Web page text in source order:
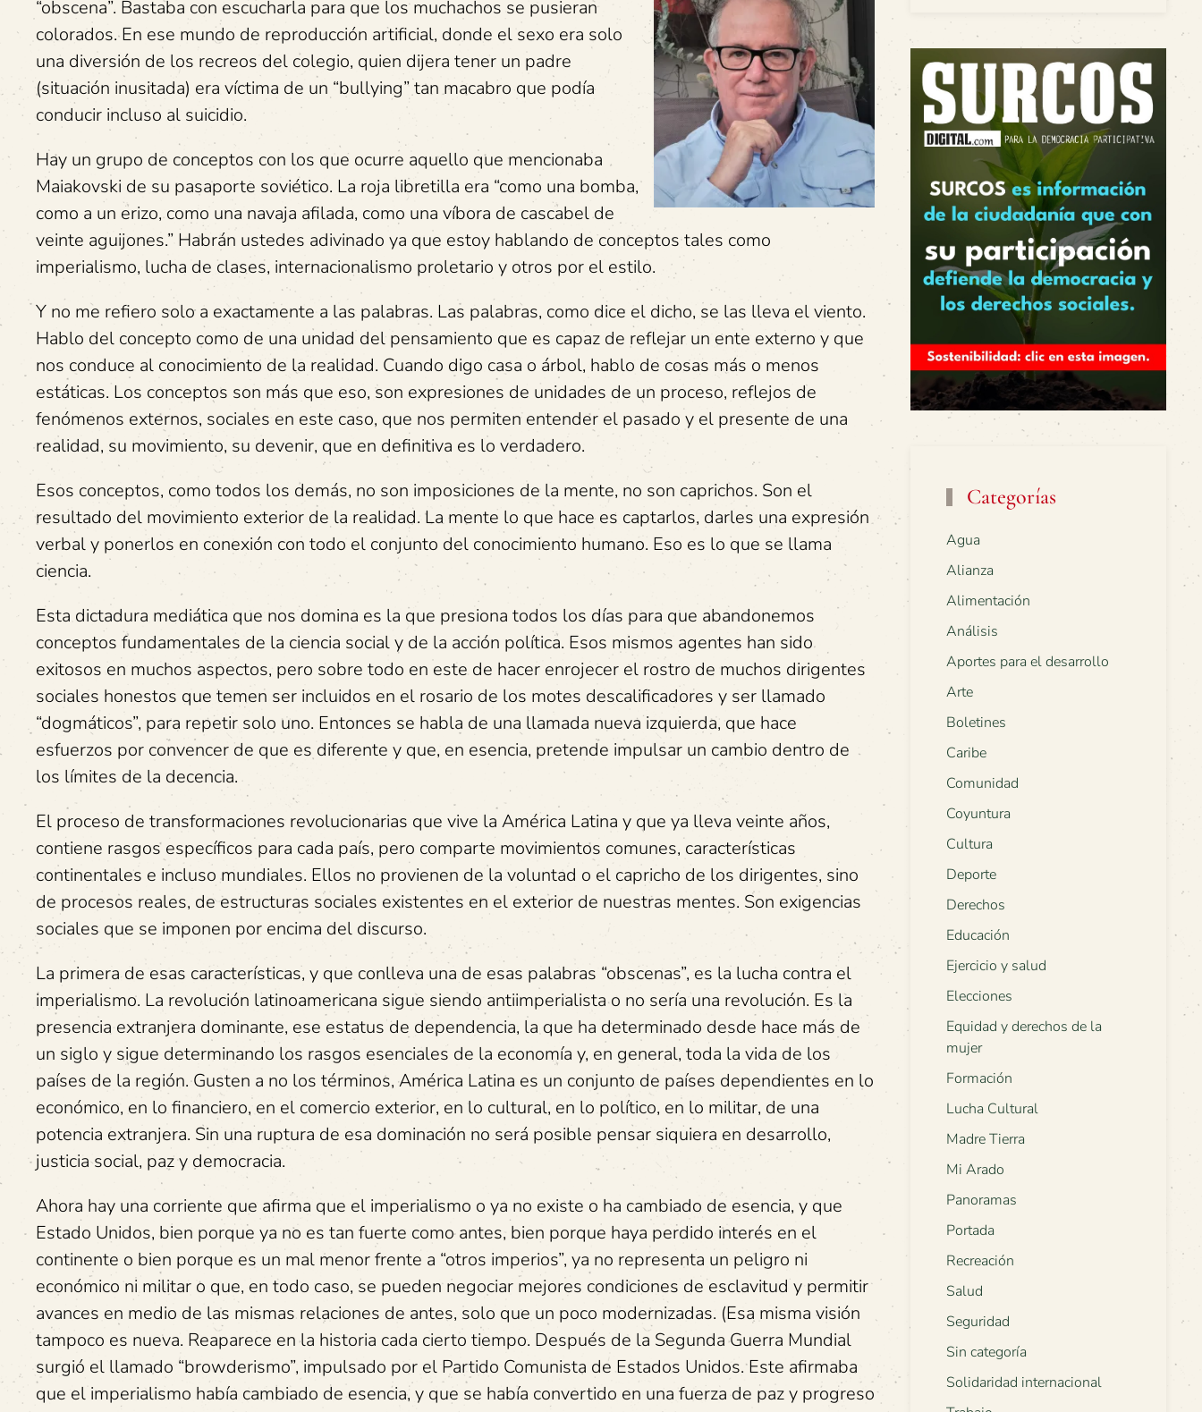
“obscena”. Bastaba con escucharla para que los muchachos se pusieran
colorados. En ese mundo de reproducción artificial, donde el sexo era solo
una diversión de los recreos del colegio, quien dijera tener un padre
(situación inusitada) era víctima de un “bullying” tan macabro que podía
conducir incluso al suicidio.
Hay un grupo de conceptos con los que ocurre aquello que mencionaba
Maiakovski de su pasaporte soviético. La roja libretilla era “como una bomba,
como a un erizo, como una navaja afilada, como una víbora de cascabel de
veinte aguijones.” Habrán ustedes adivinado ya que estoy hablando de conceptos tales como
imperialismo, lucha de clases, internacionalismo proletario y otros por el estilo.
Y no me refiero solo a exactamente a las palabras. Las palabras, como dice el dicho, se las lleva el viento.
Hablo del concepto como de una unidad del pensamiento que es capaz de reflejar un ente externo y que
nos conduce al conocimiento de la realidad. Cuando digo casa o árbol, hablo de cosas más o menos
estáticas. Los conceptos son más que eso, son expresiones de unidades de un proceso, reflejos de
fenómenos externos, sociales en este caso, que nos permiten entender el pasado y el presente de una
realidad, su movimiento, su devenir, que en definitiva es lo verdadero.
Esos conceptos, como todos los demás, no son imposiciones de la mente, no son caprichos. Son el
resultado del movimiento exterior de la realidad. La mente lo que hace es captarlos, darles una expresión
verbal y ponerlos en conexión con todo el conjunto del conocimiento humano. Eso es lo que se llama
ciencia.
Esta dictadura mediática que nos domina es la que presiona todos los días para que abandonemos
conceptos fundamentales de la ciencia social y de la acción política. Esos mismos agentes han sido
exitosos en muchos aspectos, pero sobre todo en este de hacer enrojecer el rostro de muchos dirigentes
sociales honestos que temen ser incluidos en el rosario de los motes descalificadores y ser llamado
“dogmáticos”, para repetir solo uno. Entonces se habla de una llamada nueva izquierda, que hace
esfuerzos por convencer de que es diferente y que, en esencia, pretende impulsar un cambio dentro de
los límites de la decencia.
El proceso de transformaciones revolucionarias que vive la América Latina y que ya lleva veinte años,
contiene rasgos específicos para cada país, pero comparte movimientos comunes, características
continentales e incluso mundiales. Ellos no provienen de la voluntad o el capricho de los dirigentes, sino
de procesos reales, de estructuras sociales existentes en el exterior de nuestras mentes. Son exigencias
sociales que se imponen por encima del discurso.
La primera de esas características, y que conlleva una de esas palabras “obscenas”, es la lucha contra el
imperialismo. La revolución latinoamericana sigue siendo antiimperialista o no sería una revolución. Es la
presencia extranjera dominante, ese estatus de dependencia, la que ha determinado desde hace más de
un siglo y sigue determinando los rasgos esenciales de la economía y, en general, toda la vida de los
países de la región. Gusten a no los términos, América Latina es un conjunto de países dependientes en lo
económico, en lo financiero, en el comercio exterior, en lo cultural, en lo político, en lo militar, de una
potencia extranjera. Sin una ruptura de esa dominación no será posible pensar siquiera en desarrollo,
justicia social, paz y democracia.
Ahora hay una corriente que afirma que el imperialismo o ya no existe o ha cambiado de esencia, y que
Estado Unidos, bien porque ya no es tan fuerte como antes, bien porque haya perdido interés en el
continente o bien porque es un mal menor frente a “otros imperios”, ya no representa un peligro ni
económico ni militar o que, en todo caso, se pueden negociar mejores condiciones de esclavitud y permitir
avances en medio de las mismas relaciones de antes, solo que un poco modernizadas. (Esa misma visión
tampoco es nueva. Reaparece en la historia cada cierto tiempo. Después de la Segunda Guerra Mundial
surgió el llamado “browderismo”, impulsado por el Partido Comunista de Estados Unidos. Este afirmaba
que el imperialismo había cambiado de esencia, y que se había convertido en una fuerza de paz y progreso
Categorías
Agua
Alianza
Alimentación
Análisis
Aportes para el desarrollo
Arte
Boletines
Caribe
Comunidad
Coyuntura
Cultura
Deporte
Derechos
Educación
Ejercicio y salud
Elecciones
Equidad y derechos de la
mujer
Formación
Lucha Cultural
Madre Tierra
Mi Arado
Panoramas
Portada
Recreación
Salud
Seguridad
Sin categoría
Solidaridad internacional